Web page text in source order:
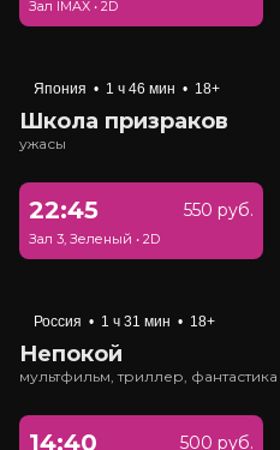
Зал IMAX • 2D
Япония • 1 ч 46 мин • 18+
Школа призраков
ужасы
22:45 550 руб.
Зал 3, Зеленый • 2D
Россия • 1 ч 31 мин • 18+
Непокой
мультфильм, триллер, фантастика
14:40 500 руб.